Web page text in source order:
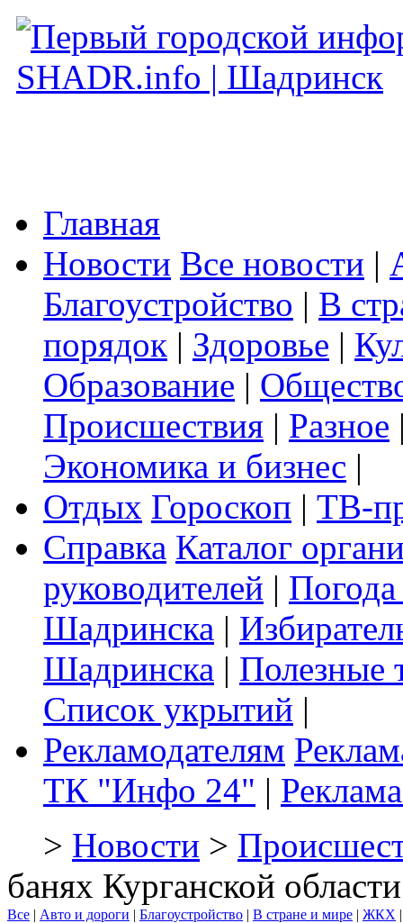
Главная
Новости Все новости |
Благоустройство | В
порядок | Здоровье |
Образование |
Происшествия | Разное
Экономика и бизнес |
Отдых Гороскоп | ТВ-
Справка Каталог
руководителей |
Шадринска |
Шадринска | Полезные
Список укрытий |
Рекламодателям
ТК "Инфо 24" |
> Новости >
банях Курганской области
Все | Авто и дороги | Благоустройство | В стране и мире | ЖКХ